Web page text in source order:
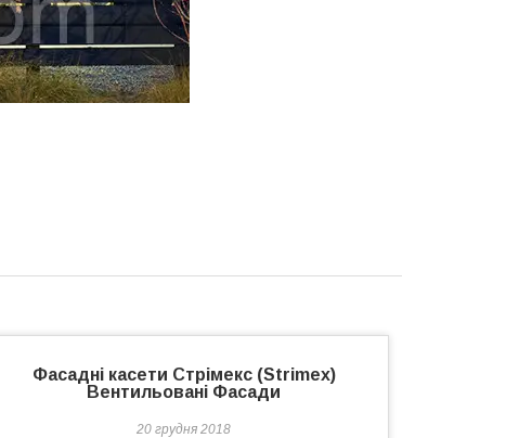
Фасадні касети Стрімекс (Strimex)
Вентильовані Фасади
20 грудня 2018